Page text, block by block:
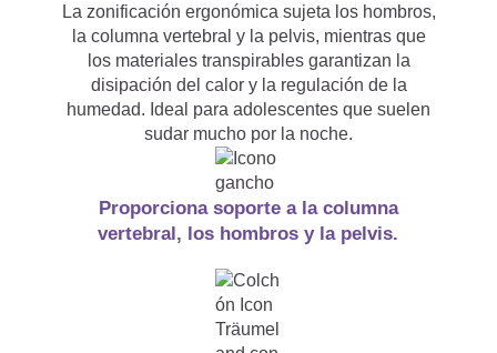
es el mejor?
¿Siendo adulto puedo dormir
en un colchón infantil y
juvenil?
¿Cuánto tiempo puedo utilizar
La zonificación ergonómica sujeta los hombros,
la columna vertebral y la pelvis, mientras que
los materiales transpirables garantizan la
disipación del calor y la regulación de la
humedad. Ideal para adolescentes que suelen
sudar mucho por la noche.
Proporciona soporte a la columna
vertebral, los hombros y la pelvis.